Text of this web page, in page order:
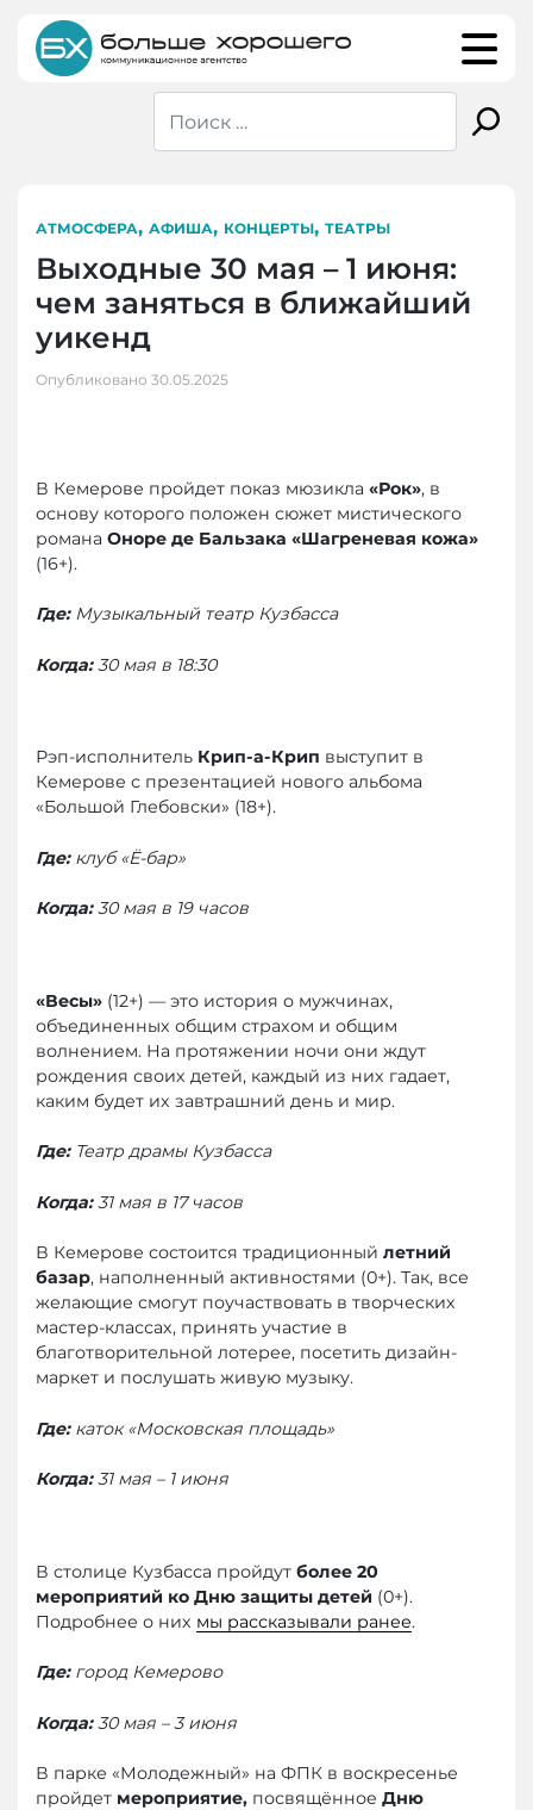
content
АТМОСФЕРА, АФИША, КОНЦЕРТЫ, ТЕАТРЫ
Выходные 30 мая – 1 июня:
чем заняться в ближайший
уикенд
Опубликовано 30.05.2025
В Кемерове пройдет показ мюзикла «Рок», в
основу которого положен сюжет мистического
романа Оноре де Бальзака «Шагреневая кожа»
(16+).
Где:Музыкальный театр Кузбасса
Когда:30 мая в 18:30
Рэп-исполнитель Крип-а-Крип выступит в
Кемерове с презентацией нового альбома
«Большой Глебовски» (18+).
Где:клуб «Ё-бар»
Когда:30 мая в 19 часов
«Весы» (12+) — это история о мужчинах,
объединенных общим страхом и общим
волнением. На протяжении ночи они ждут
рождения своих детей, каждый из них гадает,
каким будет их завтрашний день и мир.
Где:Театр драмы Кузбасса
Когда:31 мая в 17 часов
В Кемерове состоится традиционный летний
базар, наполненный активностями (0+). Так, все
желающие смогут поучаствовать в творческих
мастер-классах, принять участие в
благотворительной лотерее, посетить дизайн-
маркет и послушать живую музыку.
Где:каток «Московская площадь»
Когда:31 мая – 1 июня
В столице Кузбасса пройдут более 20
мероприятий ко Дню защиты детей (0+).
Подробнее о них мы рассказывали ранее.
Где:город Кемерово
Когда:30 мая – 3 июня
В парке «Молодежный» на ФПК в воскресенье
пройдет мероприятие, посвящённое Дню